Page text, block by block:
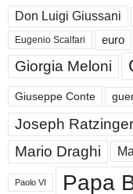
Don Luigi Giussani
Eugenio Scalfari euro
Giorgia Meloni
Giuseppe Conte
Joseph Ratzinger
Mario Draghi
Paolo VI Papa